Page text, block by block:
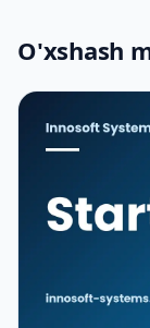
O'xshash